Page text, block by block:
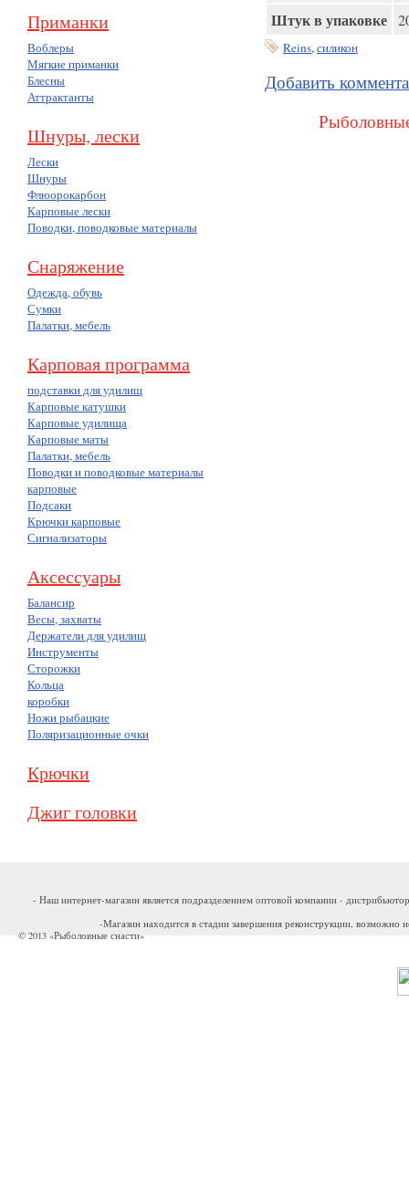
Приманки
Воблеры
Мягкие приманки
Блесны
Аттрактанты
Шнуры, лески
Лески
Шнуры
Флюорокарбон
Карповые лески
Поводки, поводковые материалы
Снаряжение
Одежда, обувь
Сумки
Палатки, мебель
Карповая программа
подставки для удилищ
Карповые катушки
Карповые удилища
Карповые маты
Палатки, мебель
Поводки и поводковые материалы
карповые
Подсаки
Крючки карповые
Сигнализаторы
Аксессуары
Балансир
Весы, захваты
Держатели для удилищ
Инструменты
Сторожки
Кольца
коробки
Ножи рыбацкие
Поляризационные очки
Крючки
Джиг головки
Штук в упаковке
Reins,силикон
Добавить
- Наш интернет-магазин является подразделением оптовой компании -
-Магазин находится в стадии завершения реконструкции, возможно
© 2013 «Рыболовные снасти»